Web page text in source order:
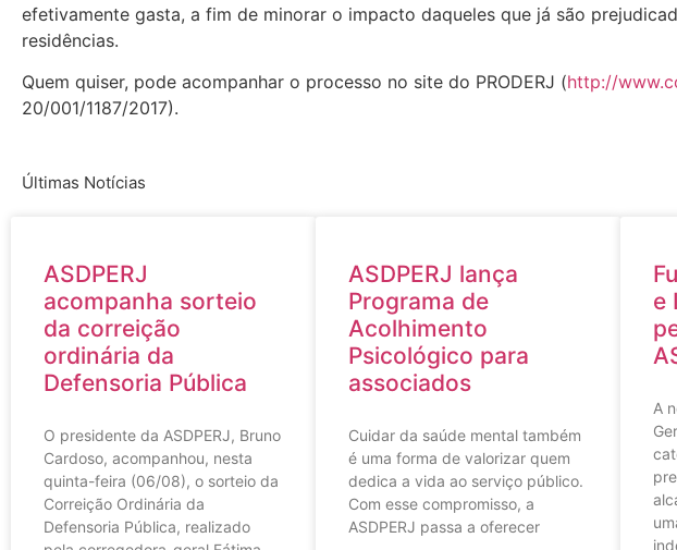
efetivamente gasta, a fim de minorar o impacto daqueles que já são
residências.
Quem quiser, pode acompanhar o processo no site do PRODERJ (http://
20/001/1187/2017).
Últimas Notícias
ASDPERJ
acompanha sorteio
da correição
ordinária da
Defensoria Pública
O presidente da ASDPERJ, Bruno
Cardoso, acompanhou, nesta
quinta-feira (06/08), o sorteio da
Correição Ordinária da
Defensoria Pública, realizado
ASDPERJ lança
Programa de
Acolhimento
Psicológico para
associados
Cuidar da saúde mental também
é uma forma de valorizar quem
dedica a vida ao serviço público.
Com esse compromisso, a
ASDPERJ passa a oferecer
e
A